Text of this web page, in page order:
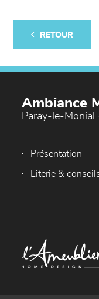
RETOUR
Ambiance
Paray-le-Monial
Présentation
Literie &